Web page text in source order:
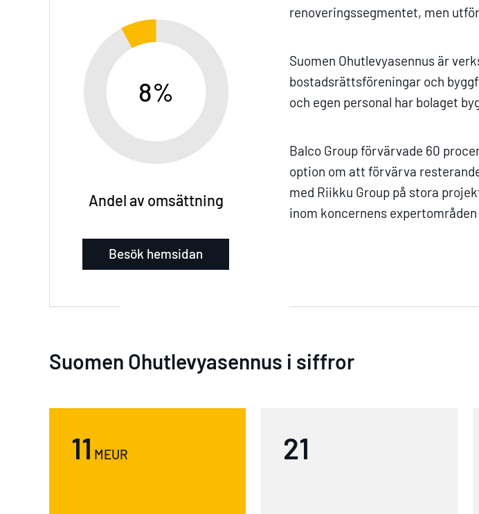
8%
Andel av omsättning
Besök hemsidan
renoveringssegmentet, men
Suomen Ohutlevyasennus är
bostadsrättsföreningar och
och egen personal har bolaget
Balco Group förvärvade 60
option om att förvärva
med Riikku Group på stora
inom koncernens
Suomen Ohutlevyasennus i siffror
11 MEUR 21